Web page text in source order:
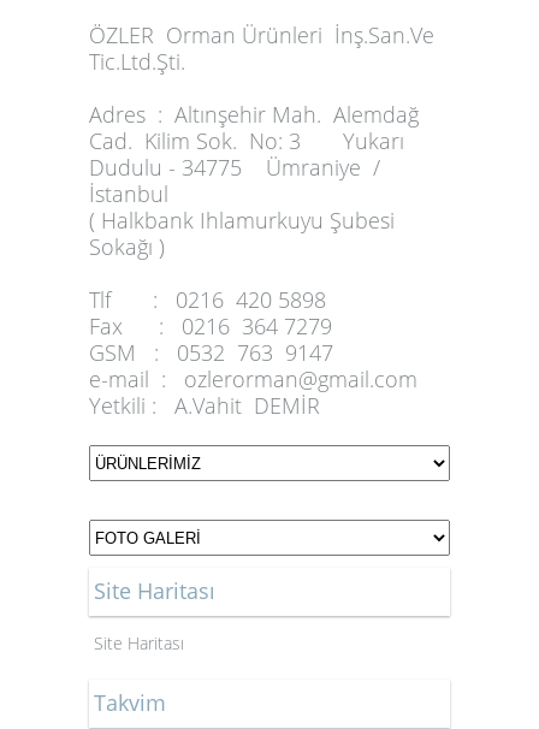
ÖZLER Orman Ürünleri İnş.San.Ve
Tic.Ltd.Şti.
Adres : Altınşehir Mah. Alemdağ
Cad. Kilim Sok. No: 3 Yukarı
Dudulu - 34775 Ümraniye /
İstanbul
( Halkbank Ihlamurkuyu Şubesi
Sokağı )
Tlf :
0216 420 5898
Fax :
0216 364 7279
GSM :
0532 763 9147
e-mail :
ozlerorman@gmail.com
Yetkili :
A.Vahit DEMİR
Site Haritası
Site Haritası
Takvim